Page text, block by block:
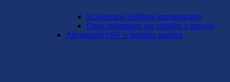
Scadenzario obblighi amministrativi
Oneri informativi per cittadini e imprese
Attestazioni OIV o struttura analoga